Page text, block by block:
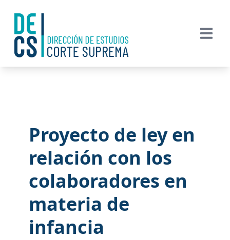
Proyecto de ley en
relación con los
colaboradores en
materia de
infancia